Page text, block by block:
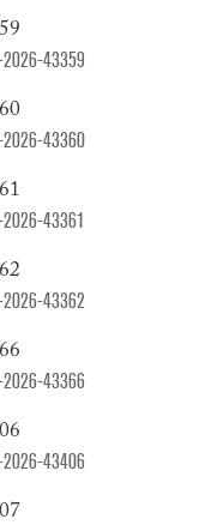
43359
2026-43360
43361
2026-43362
43366
43406